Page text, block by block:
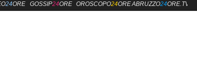
24ORE GOSSIP24ORE OROSCOPO24OREABRUZZO24ORE.TV